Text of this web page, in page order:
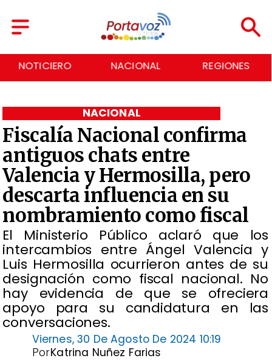
NACIONAL REGIONES ECONOMÍA
Fiscalía Nacional confirma
antiguos chats entre
Valencia y Hermosilla, pero
descarta influencia en su
nombramiento como fiscal
​El Ministerio Público aclaró que los
intercambios entre Ángel Valencia y
Luis Hermosilla ocurrieron antes de su
designación como fiscal nacional. No
hay evidencia de que se ofreciera
apoyo para su candidatura en las
conversaciones.
NACIONAL
Viernes, 30 De Agosto De 2024 10:19
Katrina Nuñez Farias
Por